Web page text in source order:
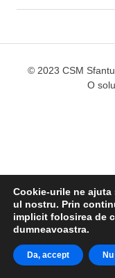
în
articole
© 2023 CSM
O
Cookie-urile ne
ul nostru. Prin
implicit folosirea de
dumneavoastra.
Da, accept